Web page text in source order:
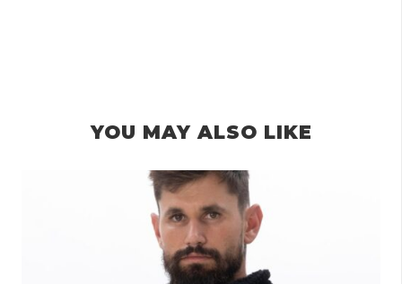
YOU MAY ALSO LIKE